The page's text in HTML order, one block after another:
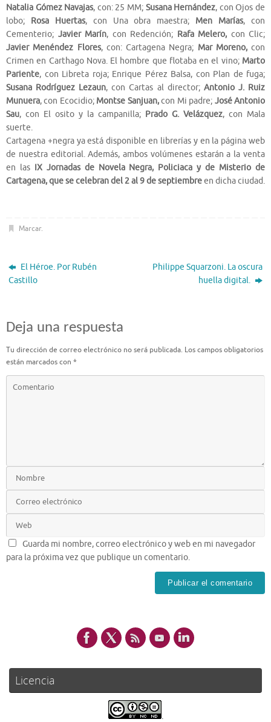
Natalia Gómez Navajas, con: 25 MM; Susana Hernández, con Ojos de
lobo; Rosa Huertas, con Una obra maestra; Men Marías, con
Cementerio; Javier Marín, con Redención; Rafa Melero, con Clic;
Javier Menéndez Flores, con: Cartagena Negra; Mar Moreno,con
Crimen en Carthago Nova. El hombre que flotaba en el vino; Marto
Pariente, con Libreta roja; Enrique Pérez Balsa, con Plan de fuga;
Susana Rodríguez Lezaun, con Cartas al director; Antonio J. Ruiz
Munuera, con Ecocidio; Montse Sanjuan,con Mi padre; José Antonio
Sau, con El osito y la campanilla; Prado G. Velázquez, con Mala
suerte.
Cartagena +negra ya está disponible en librerías y en la página web
de nuestra editorial. Además, ambos volúmenes estarán a la venta
en lasIX Jornadas de Novela Negra, Policiaca y de Misterio de
Cartagena, que se celebran del 2 al 9 de septiembreen dicha ciudad.
Marcar.
El Héroe. Por Rubén
Castillo
Philippe Squarzoni. La oscura
huella digital.
Deja una respuesta
Tu dirección de correo electrónico no será publicada. Los campos obligatorios
están marcados con *
Guarda mi nombre, correo electrónico y web en mi navegador
para la próxima vez que publique un comentario.
Licencia
.